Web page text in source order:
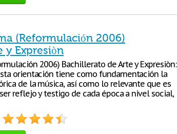
(Reformulación 2006)
y Expresiòn
2006) Bachillerato de Arte y Expresiòn:
orientación tiene como fundamentación la
de la música, así como lo relevante que es
reflejo y testigo de cada época a nivel social,